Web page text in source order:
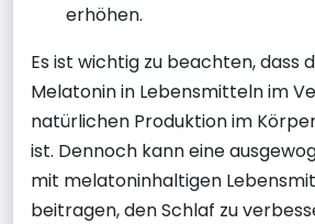
erhöhen.
Es ist wichtig zu beachten, dass
Melatonin in Lebensmitteln im
natürlichen Produktion im
ist. Dennoch kann eine
mit melatoninhaltigen
beitragen, den Schlaf zu